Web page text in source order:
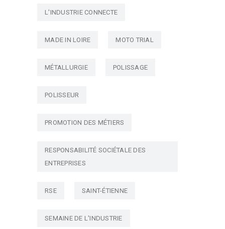
L'INDUSTRIE CONNECTE
MADE IN LOIRE MOTO TRIAL
MÉTALLURGIE POLISSAGE
POLISSEUR
PROMOTION DES MÉTIERS
RESPONSABILITÉ SOCIÉTALE DES
ENTREPRISES
RSE SAINT-ÉTIENNE
SEMAINE DE L'INDUSTRIE